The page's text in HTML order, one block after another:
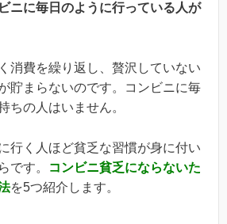
ニに毎日のように行っている人が
消費を繰り返し、贅沢していない
貯まらないのです。コンビニに毎
ちの人はいません。
行く人ほど貧乏な習慣が身に付い
です。
コンビニ貧乏にならないた
を5つ紹介します。